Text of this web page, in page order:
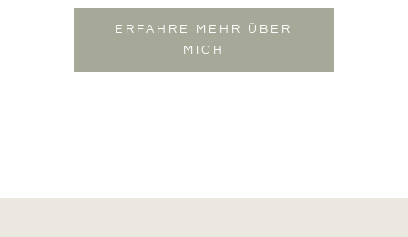
ERFAHRE MEHR ÜBER
MICH